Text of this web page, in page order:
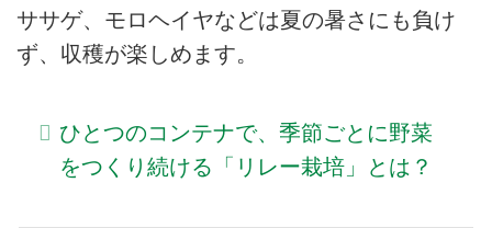
ササゲ、モロヘイヤなどは夏の暑さにも負け
ず、収穫が楽しめます。
ひとつのコンテナで、季節ごとに野菜
をつくり続ける「リレー栽培」とは？